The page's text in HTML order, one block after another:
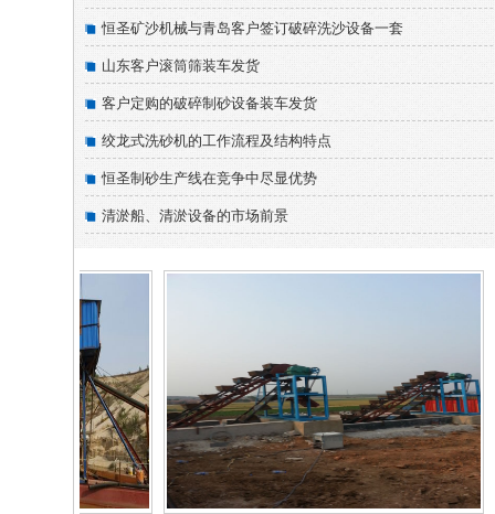
恒圣矿沙机械与青岛客户签订破碎洗沙设备一套
山东客户滚筒筛装车发货
客户定购的破碎制砂设备装车发货
绞龙式洗砂机的工作流程及结构特点
恒圣制砂生产线在竞争中尽显优势
清淤船、清淤设备的市场前景